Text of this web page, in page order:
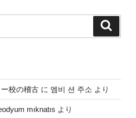
校の稽古 に 엠비 션 주소 より
mıknatıs より